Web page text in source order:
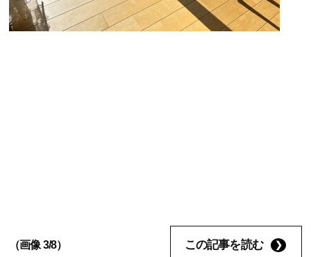
（画像 3/8） この記事を読む